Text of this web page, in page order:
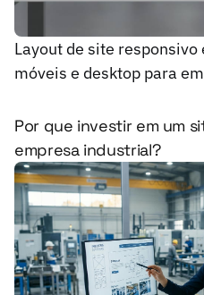
Layout de site
móveis e desktop para
Por que investir em um
empresa industrial?